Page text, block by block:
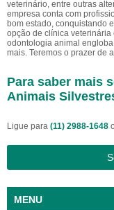
veterinário, entre outras
empresa conta com
bom estado, conquistando
opção de clínica
odontologia animal
mais. Teremos o prazer de
Para saber mais
Animais
Ligue para (11) 2988-1648
MENU